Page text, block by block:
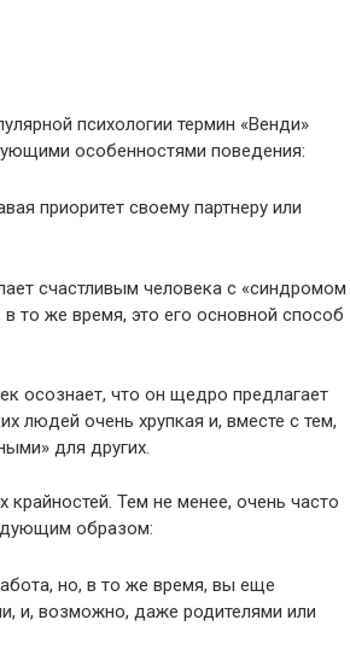
психологии термин «Венди»
особенностями поведения:
приоритет своему партнеру или
счастливым человека с «синдромом
то же время, это его основной способ
осознает, что он щедро предлагает
людей очень хрупкая и, вместе с тем,
для других.
Тем не менее, очень часто
образом:
но, в то же время, вы еще
и, возможно, даже родителями или